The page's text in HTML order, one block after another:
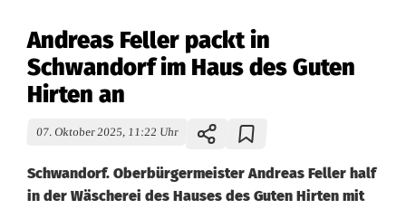
Andreas Feller packt in
Schwandorf im Haus des Guten
Hirten an
07. Oktober 2025, 11:22 Uhr
Schwandorf. Oberbürgermeister Andreas Feller half
in der Wäscherei des Hauses des Guten Hirten mit